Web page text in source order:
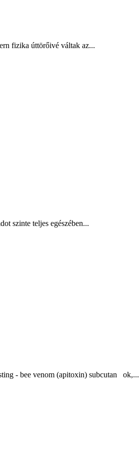
fizika úttörőivé váltak az...
szinte teljes egészében...
- bee venom (apitoxin) subcutan ok,...